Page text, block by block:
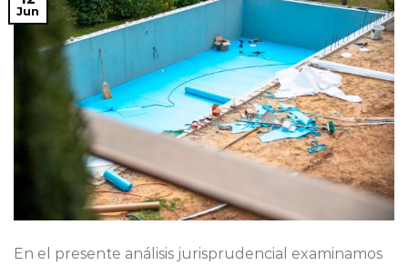
Jun
En el presente análisis jurisprudencial examinamos